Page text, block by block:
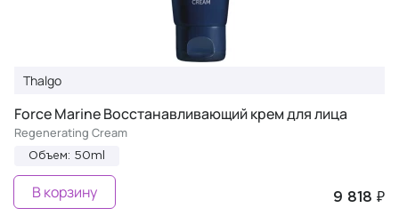
Thalgo
Force Marine Восстанавливающий крем для лица
Regenerating Cream
Объем: 50ml
9 818 ₽
В корзину